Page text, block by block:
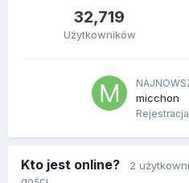
32,719
Użytkowników
micchon
Rejestracja
Kto jest online? 2